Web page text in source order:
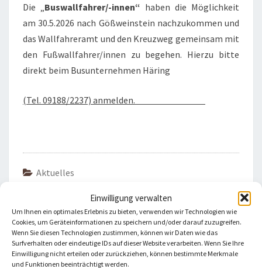
Einwilligung verwalten
Um Ihnen ein optimales Erlebnis zu bieten, verwenden wir Technologien wie
Cookies, um Geräteinformationen zu speichern und/oder darauf zuzugreifen.
Wenn Sie diesen Technologien zustimmen, können wir Daten wie das
Surfverhalten oder eindeutige IDs auf dieser Website verarbeiten. Wenn Sie Ihre
Einwilligung nicht erteilen oder zurückziehen, können bestimmte Merkmale
und Funktionen beeinträchtigt werden.
Die „Buswallfahrer/-innen“ haben die Möglichkeit
am 30.5.2026 nach Gößweinstein nachzukommen und
das Wallfahreramt und den Kreuzweg gemeinsam mit
den Fußwallfahrer/innen zu begehen. Hierzu bitte
direkt beim Busunternehmen Häring
(Tel. 09188/2237) anmelden.
Aktuelles
Beitragsnavigation
VORHERIGER
Priesterweihe In Eichstätt